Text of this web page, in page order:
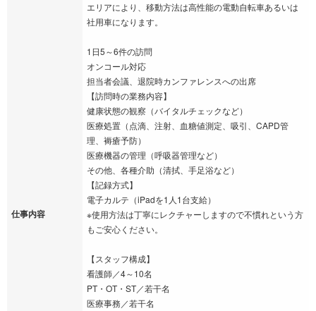
仕事内容
エリアにより、移動方法は高性能の電動自転車あるいは
社用車になります。
1日5～6件の訪問
オンコール対応
担当者会議、退院時カンファレンスへの出席
【訪問時の業務内容】
健康状態の観察（バイタルチェックなど）
医療処置（点滴、注射、血糖値測定、吸引、CAPD管
理、褥瘡予防）
医療機器の管理（呼吸器管理など）
その他、各種介助（清拭、手足浴など）
【記録方式】
電子カルテ（iPadを1人1台支給）
※使用方法は丁寧にレクチャーしますので不慣れという方
もご安心ください。
【スタッフ構成】
看護師／4～10名
PT・OT・ST／若干名
医療事務／若干名